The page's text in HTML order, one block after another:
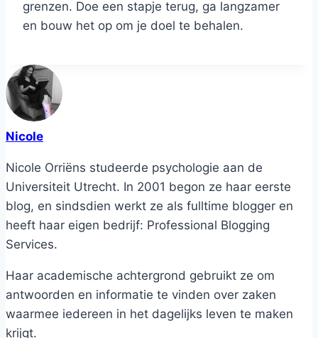
grenzen. Doe een stapje terug, ga langzamer
en bouw het op om je doel te behalen.
Nicole
Nicole Orriëns studeerde psychologie aan de
Universiteit Utrecht. In 2001 begon ze haar eerste
blog, en sindsdien werkt ze als fulltime blogger en
heeft haar eigen bedrijf: Professional Blogging
Services.
Haar academische achtergrond gebruikt ze om
antwoorden en informatie te vinden over zaken
waarmee iedereen in het dagelijks leven te maken
krijgt.